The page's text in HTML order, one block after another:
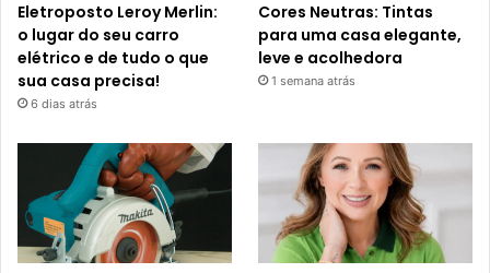
Eletroposto Leroy Merlin:
o lugar do seu carro
elétrico e de tudo o que
sua casa precisa!
6 dias atrás
Cores Neutras: Tintas
para uma casa elegante,
leve e acolhedora
1 semana atrás